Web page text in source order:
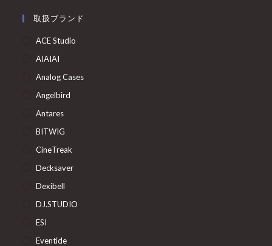
取扱ブランド
ACE Studio
AIAIAI
Analog Cases
Angelbird
Antares
BITWIG
CineTreak
Decksaver
Dexibell
DJ.STUDIO
ESI
Eventide